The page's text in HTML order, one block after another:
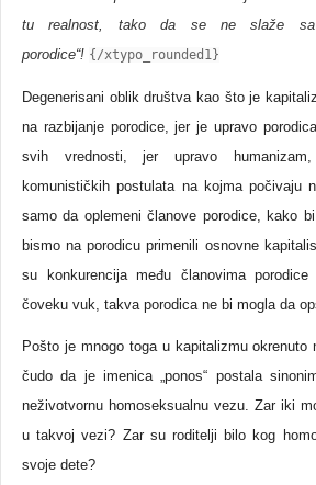
tu realnost, tako da se ne slaže sa
porodice“! {/xtypo_rounded1}
Degenerisani oblik društva kao što je
na razbijanje porodice, jer je upravo
svih vrednosti, jer upravo humanizam,
komunističkih postulata na kojma počivaju
samo da oplemeni članove porodice, kako
bismo na porodicu primenili osnovne
su konkurencija među članovima
čoveku vuk, takva porodica ne bi mogla da
Pošto je mnogo toga u kapitalizmu okrenuto
čudo da je imenica „ponos“ postala
neživotvornu homoseksualnu vezu. Zar iki
u takvoj vezi? Zar su roditelji bilo kog
svoje dete?